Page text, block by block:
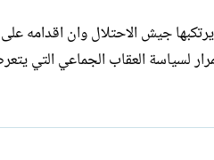
جرائم الحرب التي يرتكبها جيش الاحتلال وان اقدامه على
لسياسة العقاب الجماعي التي